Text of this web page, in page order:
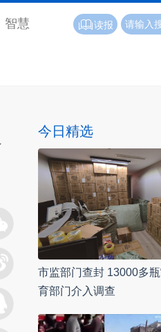
智慧 读报
今日精选
市监部门查封 13000多瓶
育部门介入调查